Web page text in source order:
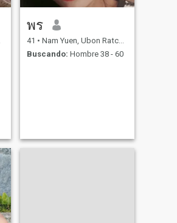
พร
41 • Nam Yuen, Ubon Ratchathani, Tailandia
Buscando: Hombre 38 - 60